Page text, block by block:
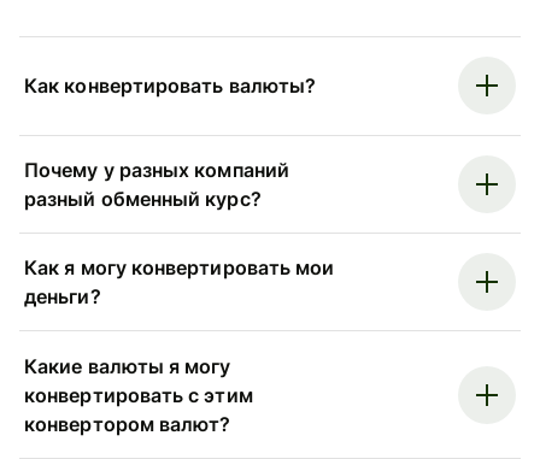
Как конвертировать валюты?
Почему у разных компаний
разный обменный курс?
Как я могу конвертировать мои
деньги?
Какие валюты я могу
конвертировать с этим
конвертором валют?